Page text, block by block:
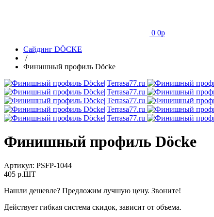
0 0p
Сайдинг DÖCKE
/
Финишный профиль Döcke
Финишный профиль Döcke
Артикул: PSFP-1044
405 p.ШТ
Нашли дешевле? Предложим лучшую цену. Звоните!
Действует гибкая система скидок, зависит от объема.